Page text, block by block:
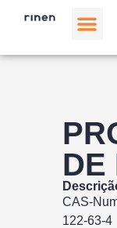
DE
CAS-
122-63-4